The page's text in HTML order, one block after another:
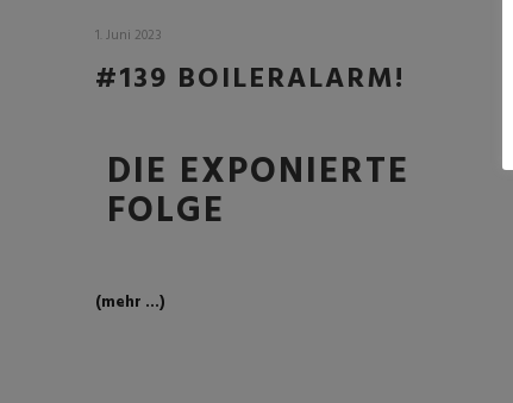
1. Juni 2023
#139 BOILERALARM!
DIE EXPONIERTE
FOLGE
(mehr …)